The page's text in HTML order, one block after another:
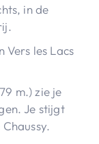
in de
Vers les Lacs
m.) zie je
Je stijgt